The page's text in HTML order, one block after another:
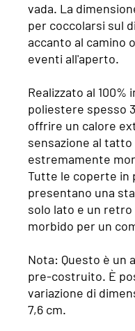
vada. La
per coccolarsi sul
accanto al camino
eventi all'aperto.
Realizzato al 100%
poliestere spesso
offrire un calore
sensazione al tatto
estremamente
Tutte le coperte in
presentano una
solo lato e un
morbido per un
Nota: Questo è un
pre-costruito. È
variazione di
7,6 cm.